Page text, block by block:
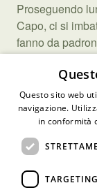
Proseguendo
Capo, ci si
fanno da
bagno fare e
La città di
impiega circa
occasione per
saline e sulle
Dalla stazione
mezzi pubblici
Questo sito web
navigazione.
in conformità
TARGETING